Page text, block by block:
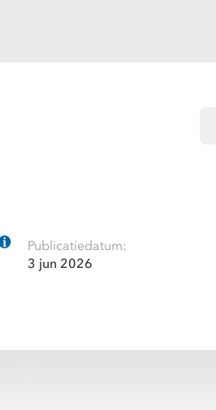
Publicatiedatum:
3 jun 2026